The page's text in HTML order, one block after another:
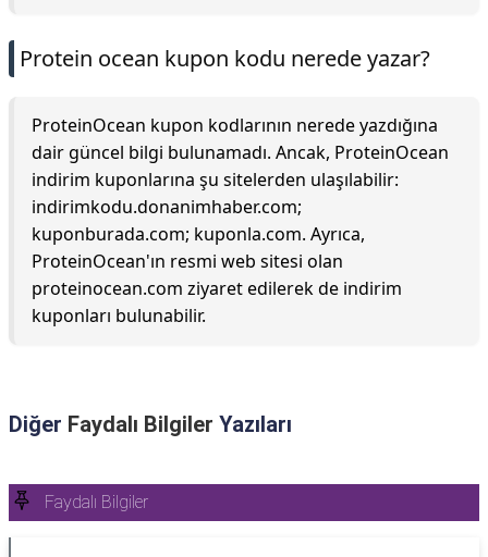
Protein ocean kupon kodu nerede yazar?
ProteinOcean kupon kodlarının nerede yazdığına
dair güncel bilgi bulunamadı. Ancak, ProteinOcean
indirim kuponlarına şu sitelerden ulaşılabilir:
indirimkodu.donanimhaber.com;
kuponburada.com; kuponla.com. Ayrıca,
ProteinOcean'ın resmi web sitesi olan
proteinocean.com ziyaret edilerek de indirim
kuponları bulunabilir.
Diğer Faydalı Bilgiler Yazıları
Faydalı Bilgiler